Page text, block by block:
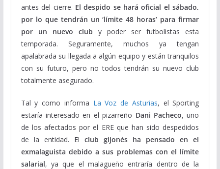
antes del cierre. El despido se hará oficial el sábado,
por lo que tendrán un ‘límite 48 horas’ para firmar
por un nuevo club y poder ser futbolistas esta
temporada. Seguramente, muchos ya tengan
apalabrada su llegada a algún equipo y están tranquilos
con su futuro, pero no todos tendrán su nuevo club
totalmente asegurado.
Tal y como informa La Voz de Asturias, el Sporting
estaría interesado en el pizarreño Dani Pacheco, uno
de los afectados por el ERE que han sido despedidos
de la entidad. El club gijonés ha pensado en el
exmalaguista debido a sus problemas con el límite
salarial, ya que el malagueño entraría dentro de la